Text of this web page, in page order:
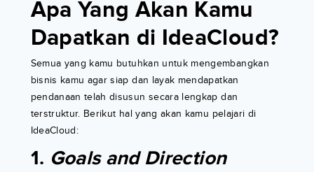
Apa Yang Akan Kamu
Dapatkan di IdeaCloud?
Semua yang kamu butuhkan untuk mengembangkan
bisnis kamu agar siap dan layak mendapatkan
pendanaan telah disusun secara lengkap dan
terstruktur. Berikut hal yang akan kamu pelajari di
IdeaCloud:
1. Goals and Direction